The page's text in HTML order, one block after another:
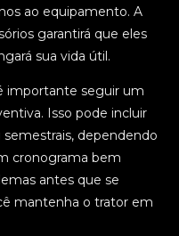
ao equipamento. A
garantirá que eles
sua vida útil.
importante seguir um
Isso pode incluir
dependendo
cronograma bem
antes que se
mantenha o trator em